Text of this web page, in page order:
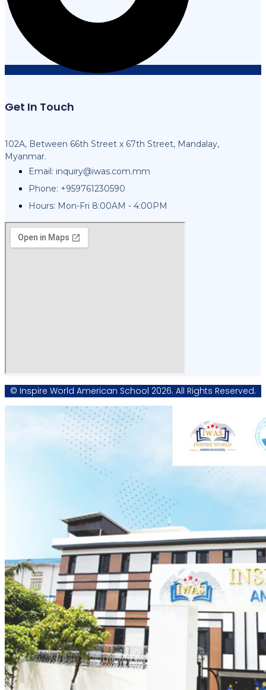
Get In Touch
102A, Between 66th Street x 67th Street, Mandalay,
Myanmar.
Email: inquiry@iwas.com.mm
Phone: +959761230590
Hours: Mon-Fri 8:00AM - 4:00PM
© Inspire World American School 2026. All Rights Reserved.